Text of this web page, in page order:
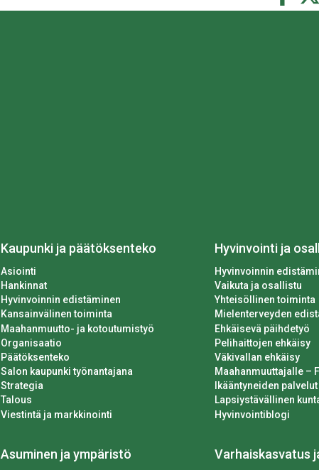
tämä
Kaupunki ja päätöksenteko
Asiointi
Hankinnat
Hyvinvoinnin edistäminen
Kansainvälinen toiminta
Maahanmuutto- ja kotoutumistyö
Organisaatio
Päätöksenteko
Salon kaupunki työnantajana
Strategia
Talous
Viestintä ja markkinointi
Asuminen ja ympäristö
Hyvinvointi ja
Hyvinvoinnin
Vaikuta ja osallistu
Yhteisöllinen toiminta
Mielenterveyden
Ehkäisevä päihdetyö
Pelihaittojen ehkäisy
Väkivallan ehkäisy
Maahanmuuttajalle –
Ikääntyneiden palvelut
Lapsiystävällinen
Hyvinvointiblogi
Varhaiskasvatus